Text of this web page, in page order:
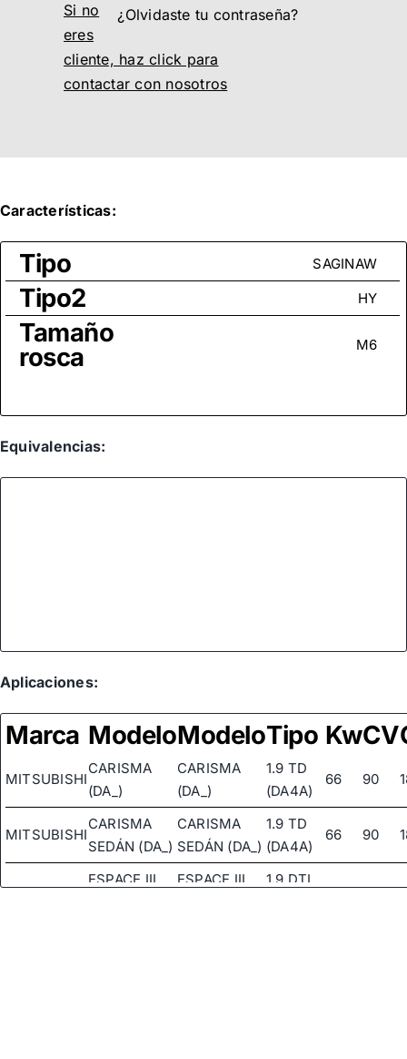
¿Olvidaste tu contraseña?
Si no
eres
cliente, haz click para
contactar con nosotros
Características:
Tipo SAGINAW
Tipo2 HY
Tamaño
rosca M6
Equivalencias:
Aplicaciones:
Marca ModeloModeloTipo KwCV
MITSUBISHI
CARISMA
(DA_)
CARISMA
(DA_)
1.9 TD
(DA4A)
66 90
MITSUBISHI
CARISMA
SEDÁN (DA_)
CARISMA
SEDÁN (DA_)
1.9 TD
(DA4A)
66 90
RENAULT
ESPACE III
ESPACE III
1.9 DTI
72 98